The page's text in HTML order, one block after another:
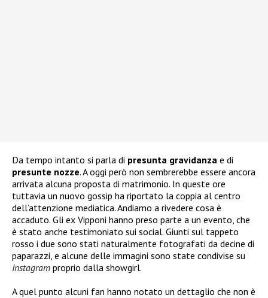
Da tempo intanto si parla di presunta gravidanza e di
presunte nozze. A oggi però non sembrerebbe essere ancora
arrivata alcuna proposta di matrimonio. In queste ore
tuttavia un nuovo gossip ha riportato la coppia al centro
dell’attenzione mediatica. Andiamo a rivedere cosa è
accaduto. Gli ex Vipponi hanno preso parte a un evento, che
è stato anche testimoniato sui social. Giunti sul tappeto
rosso i due sono stati naturalmente fotografati da decine di
paparazzi, e alcune delle immagini sono state condivise su
Instagram proprio dalla showgirl.
A quel punto alcuni fan hanno notato un dettaglio che non è